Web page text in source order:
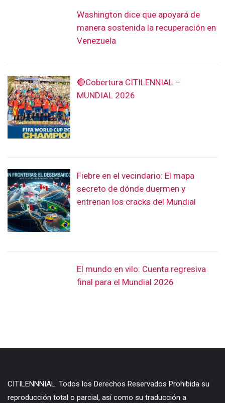
Washington dice que apoyará de
manera sostenida la recuperación en
Venezuela
🔴Cobertura CITILENNIAL –
MUNDIAL 2026
Fiebre en el vecindario: El mapa
secreto de dónde duermen y
entrenan los cracks del Mundial
El mundo en vilo: Cuenta regresiva
final para el Mundial 2026
CITILENNNIAL. Todos los Derechos Reservados Prohibida su
reproducción total o parcial, así como su traducción a